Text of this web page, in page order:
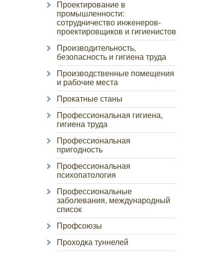
Проектирование в
промышленности:
сотрудничество инженеров-
проектировщиков и гигиенистов
Производительность,
безопасность и гигиена труда
Производственные помещения
и рабочие места
Прокатные станы
Профессиональная гигиена,
гигиена труда
Профессиональная
пригодность
Профессиональная
психопатология
Профессиональные
заболевания, международный
список
Профсоюзы
Проходка туннелей